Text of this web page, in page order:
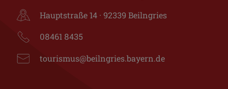
Hauptstraße 14 · 92339 Beilngries
08461 8435
tourismus@beilngries.bayern.de